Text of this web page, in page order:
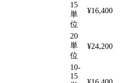
15
単
位
¥16,400
20
単
位
¥24,200
10-
15